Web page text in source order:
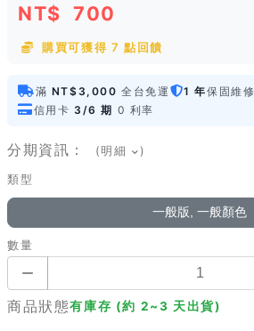
NT$ 700
購買可獲得 7 點回饋
滿 NT$3,000 全台免運 1 年保固維修
信用卡 3/6 期 0 利率
分期資訊： (明細 )
類型
一般版, 一般顏色
數量
商品狀態有庫存 (約 2~3 天出貨)